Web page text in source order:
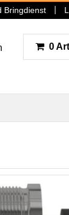
Bringdienst
0